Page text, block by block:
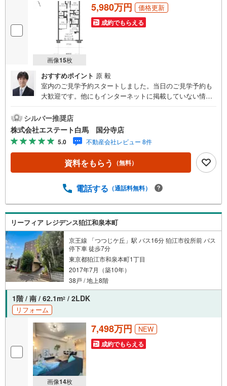
画像15枚
5,980万円 価格更新
成約でもらえる
おすすめポイント 原 毅
室内のご見学予約スタートしました。当日のご見学予約も
大歓迎です。他にもインターネットに掲載していない情報
不動産キャンペーン対象店舗。当店で物件を成約するとPa
yPayボーナスをプレゼント！「資料をもらう」「見学予約
をする」ボタンからお問い合わせください。【営業時間 9
時30分～18時30分】（年中無休）・人気物件には特に問い
合わせが集中するため、お早めにお電話ください。「室
内・現地を見学する」ボタンよりご予約いただくとご見学
コール消毒、飛沫対策アクリルパネルなどコロナウィルス
い。・提携FPへの無料個別相談サービス外部のファイナン
シャルプランナーへの無料個別ライフプラン相談サービス
も御座います。・キッズスペースや授乳スペース、おむつ
替えベッド、アンパンマンジュースなどを完備しておりま
すので、お子様連れでもお気軽にお越し下さい。
シルバー推奨店
株式会社エステート白馬 国分寺店
5.0 不動産会社レビュー 8件
資料をもらう （無料）
電話する （通話料無料）
リーフィア レジデンス狛江和泉本町
京王線 「つつじケ丘」駅 バス16分 狛江市役所前 バス
停下車 徒歩7分
東京都狛江市和泉本町1丁目
2017年7月（築10年）
38戸 / 地上8階
1階 / 南 / 62.1m2 / 2LDK
リフォーム
画像14枚
7,498万円 NEW
成約でもらえる